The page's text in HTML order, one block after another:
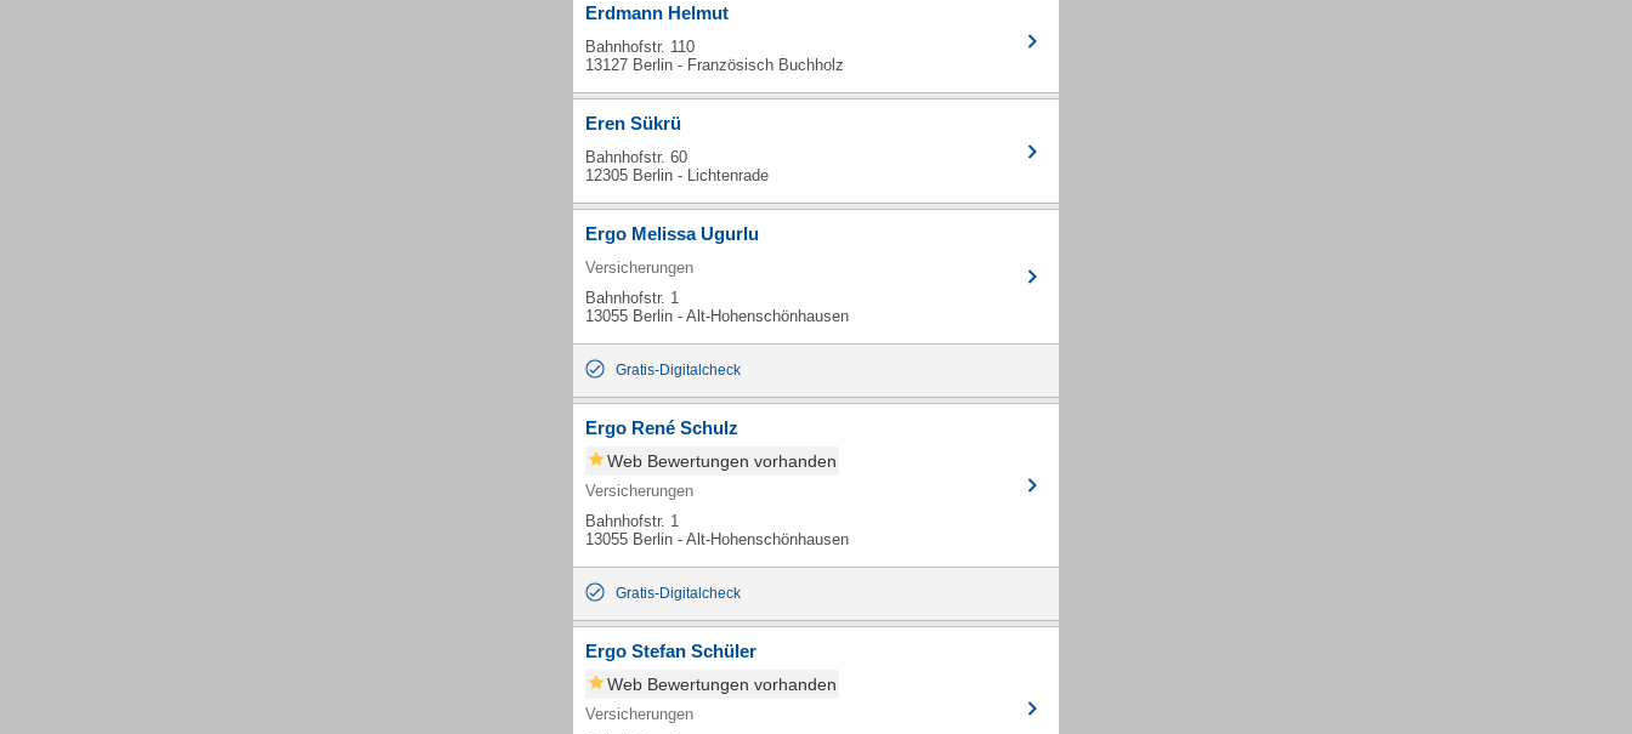
Erdmann Helmut
Bahnhofstr. 110
13127 Berlin - Französisch Buchholz
Eren Sükrü
Bahnhofstr. 60
12305 Berlin - Lichtenrade
Ergo Melissa Ugurlu
Versicherungen
Bahnhofstr. 1
13055 Berlin - Alt-Hohenschönhausen
Gratis-Digitalcheck
Ergo René Schulz
Web Bewertungen vorhanden
Versicherungen
Bahnhofstr. 1
13055 Berlin - Alt-Hohenschönhausen
Gratis-Digitalcheck
Ergo Stefan Schüler
Web Bewertungen vorhanden
Versicherungen